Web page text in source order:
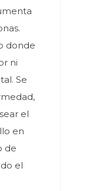
donde
ni
Se
el
en
de
el